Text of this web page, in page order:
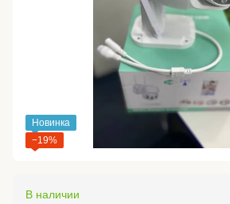
Новинка
−19%
В наличии